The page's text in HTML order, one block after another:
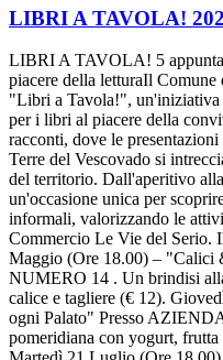
LIBRI A TAVOLA!
LIBRI A TAVOLA! 5
piacere della letturaIl Comune
"Libri a Tavola!", un'iniziativa
per i libri al piacere della
racconti, dove le
Terre del Vescovado si
del territorio. Dall'aperitivo
un'occasione unica per
informali, valorizzando le
Commercio Le Vie del Serio.
Maggio (Ore 18.00) –
NUMERO 14 . Un brindisi
calice e tagliere (€ 12).
ogni Palato" Presso
pomeridiana con yogurt,